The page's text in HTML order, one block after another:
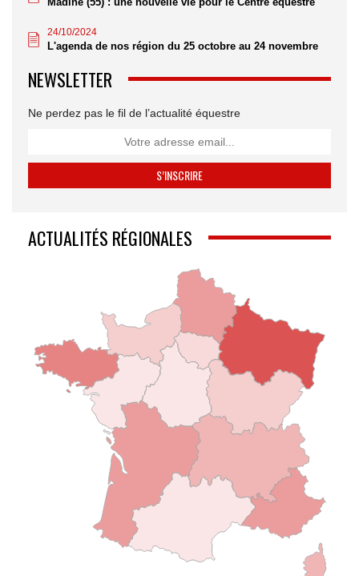
24/10/2024
L'agenda de nos région du 25 octobre au 24 novembre
NEWSLETTER
Ne perdez pas le fil de l’actualité équestre
ACTUALITÉS RÉGIONALES